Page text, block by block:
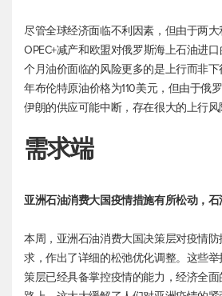
尽管全球经济面临不利因素，但由于两大
OPEC+减产和欧盟对俄罗斯海上石油进
个月油价面临的风险更多的是上行而非
年布伦特原油价格为110美元，但由于俄
伊朗的供应可能中断，存在很大的上行风
需求端
亚洲石油消费大国疫情措施有所松动，
本周，亚洲石油消费大国决策层对疫情
求，作出了详细的松弛优化调整。这些
策层已经具备掌控疫情的能力，经济全